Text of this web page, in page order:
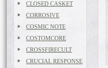
CLOSED CASKET
CORROSIVE
COSMIC NOTE
COSTOMCORE
CROSSFIRECULT
CRUCIAL RESPONSE